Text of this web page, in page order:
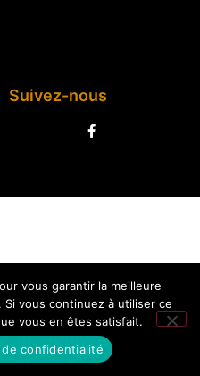
Suivez-nous
vous garantir la meilleure
vous continuez à utiliser ce
vous en êtes satisfait.
de confidentialité